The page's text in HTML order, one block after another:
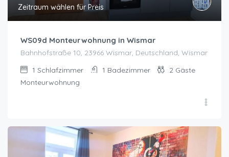
Zeitraum wählen für Preis
WS09d Monteurwohnung in Wismar
Bahnhofstraße 10, 23966 Wismar, Deutschland, Wismar
1 Schlafzimmer 1 Badezimmer 2 Gäste
Monteurwohnung